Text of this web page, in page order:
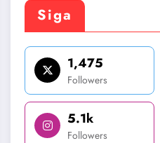
Siga
1,475
Followers
5.1k
Followers